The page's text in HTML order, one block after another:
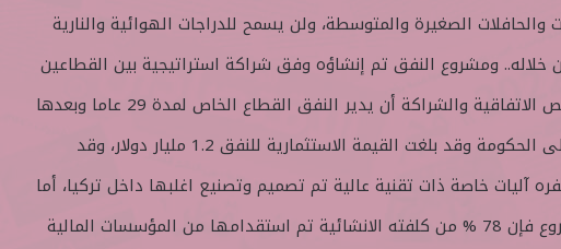
والحافلات الصغيرة والمتوسطة، ولن يسمح للدراجات الهوائية والنارية
خلاله.. ومشروع النفق تم إنشاؤه وفق شراكة استراتيجية بين القطاعين
العام والخاص حيث تنص الاتفاقية والشراكة أن يدير النفق القطاع الخاص لمدة 29 عاما وبعدها
يؤول النفق تلقائيا إلى الحكومة وقد بلغت القيمة الاستثمارية للنفق 1.2 مليار دولار، وقد
آليات خاصة ذات تقنية عالية تم تصميم وتصنيع اغلبها داخل تركيا، أما
بخصوص تمويل المشروع فإن 78 % من كلفته الانشائية تم استقدامها من المؤسسات المالية